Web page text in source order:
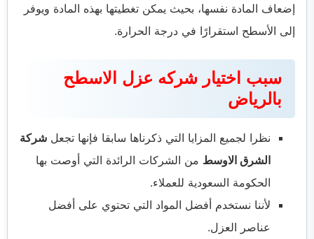
إضعاف المادة نفسها، بحيث يمكن تغطيتها بهذه المادة ويوفر
إلى الأسطح استقرارًا في درجة الحرارة.
سبب اختيار شركه عزل الاسطح
بالرياض
نظرا لجميع المزايا التي ذكرناها سابقا فإنها تجعل شركة
الشرق الاوسط من الشركات الرائدة التي أوصت بها
الحكومة السعودية للعملاء.
لأننا نستخدم أفضل المواد التي تحتوي على أفضل
عناصر العزل.